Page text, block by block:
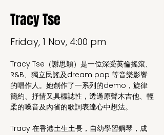
Tracy Tse
Friday, 1 Nov, 4:00 pm
Tracy Tse（謝思穎）是一位深受英倫搖滾、
R&B、獨立民謠及dream pop 等音樂影響
的唱作人。她創作了一系列的demo，旋律
簡約、抒情又具標誌性，透過原聲木吉他、輕
柔的嗓音及內省的歌詞表達心中想法。
Tracy 在香港土生土長，自幼學習鋼琴，成